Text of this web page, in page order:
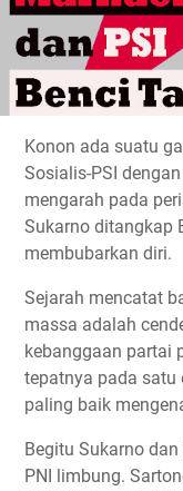
Konon ada suatu
Sosialis-PSI
mengarah pada
Sukarno ditangkap
membubarkan diri.
Sejarah mencatat
massa adalah
kebanggaan partai
tepatnya pada satu
paling baik
Begitu Sukarno
PNI limbung.